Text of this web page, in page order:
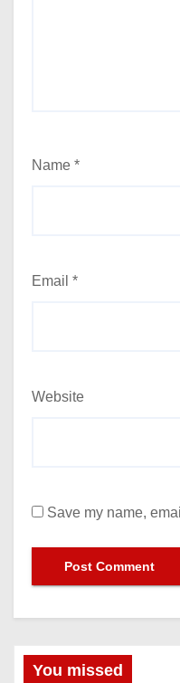
Name *
Email *
Website
Save my name,
You missed